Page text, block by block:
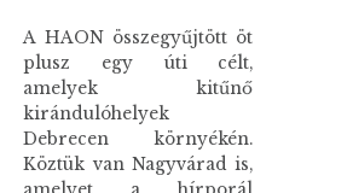
A HAON összegyűjtött öt
plusz egy úti célt,
amelyek kitűnő
kirándulóhelyek
Debrecen környékén.
Köztük van Nagyvárad is,